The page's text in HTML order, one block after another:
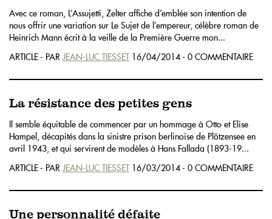
Avec ce roman, L’Assujetti, Zelter affiche d’emblée son intention de
nous offrir une variation sur Le Sujet de l’empereur, célèbre roman de
Heinrich Mann écrit à la veille de la Première Guerre mon...
ARTICLE - PAR JEAN-LUC TIESSET16/04/2014 - 0 COMMENTAIRE
La résistance des petites gens
Il semble équitable de commencer par un hommage à Otto et Elise
Hampel, décapités dans la sinistre prison berlinoise de Plötzensee en
avril 1943, et qui servirent de modèles à Hans Fallada (1893-19...
ARTICLE - PAR JEAN-LUC TIESSET16/03/2014 - 0 COMMENTAIRE
Une personnalité défaite